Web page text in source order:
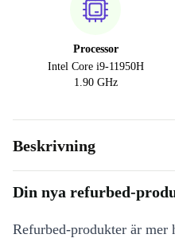
Processor
Intel Core i9-11950H
1.90 GHz
Beskrivning
Din nya refurbed-
Refurbed-produkter är